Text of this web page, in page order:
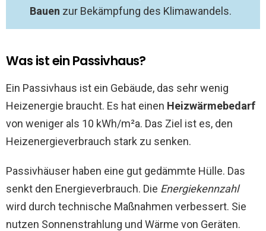
Bauen zur Bekämpfung des Klimawandels.
Was ist ein Passivhaus?
Ein Passivhaus ist ein Gebäude, das sehr wenig
Heizenergie braucht. Es hat einen Heizwärmebedarf
von weniger als 10 kWh/m²a. Das Ziel ist es, den
Heizenergieverbrauch stark zu senken.
Passivhäuser haben eine gut gedämmte Hülle. Das
senkt den Energieverbrauch. Die Energiekennzahl
wird durch technische Maßnahmen verbessert. Sie
nutzen Sonnenstrahlung und Wärme von Geräten.